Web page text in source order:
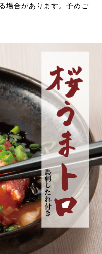
場合があります。予めご